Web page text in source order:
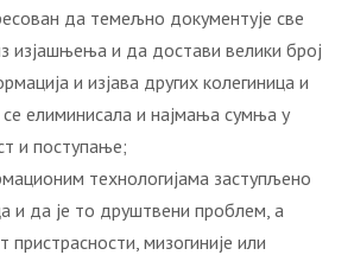
да темељно документује све
изјашњења и да достави велики број
и изјава других колегиница и
се елиминисала и најмања сумња у
и поступање;
технологијама заступљено
и да је то друштвени проблем, а
пристрасности, мизогиније или